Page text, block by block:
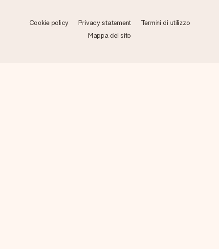
Cookie policy Privacy statement
Termini di utilizzo
Mappa del sito